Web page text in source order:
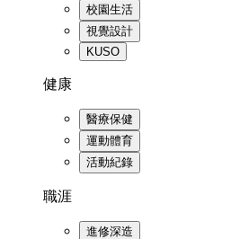
校園生活
視覺設計
KUSO
健康
醫療保健
運動體育
活動紀錄
職涯
進修深造